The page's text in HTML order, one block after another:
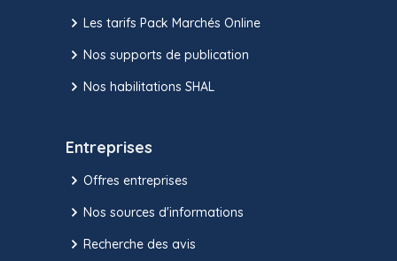
Les tarifs Pack Marchés Online
Nos supports de publication
Nos habilitations SHAL
Entreprises
Offres entreprises
Nos sources d'informations
Recherche des avis